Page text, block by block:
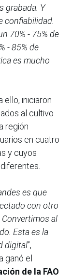
grabada. Y
confiabilidad.
70% - 75% de
- 85% de
es mucho
ello, iniciaron
al cultivo
región
en cuatro
y cuyos
es que
con otro
al
Esta es la
digital”,
ganó el
de la FAO